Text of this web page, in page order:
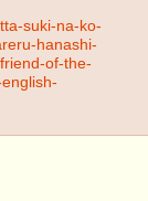
suki-na-ko-
hanashi-
of-the-